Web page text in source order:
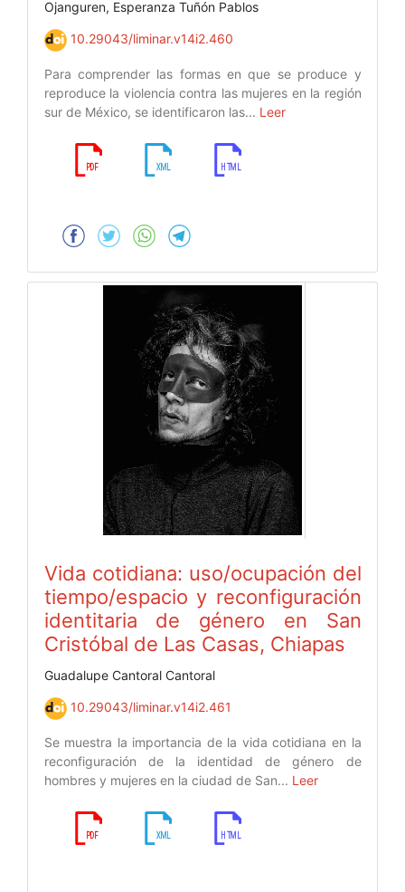
Ojanguren, Esperanza Tuñón Pablos
10.29043/liminar.v14i2.460
Para comprender las formas en que se produce y
reproduce la violencia contra las mujeres en la región
sur de México, se identificaron las... Leer
Vida cotidiana: uso/ocupación del
tiempo/espacio y reconfiguración
identitaria de género en San
Cristóbal de Las Casas, Chiapas
Guadalupe Cantoral Cantoral
10.29043/liminar.v14i2.461
Se muestra la importancia de la vida cotidiana en la
reconfiguración de la identidad de género de
hombres y mujeres en la ciudad de San... Leer